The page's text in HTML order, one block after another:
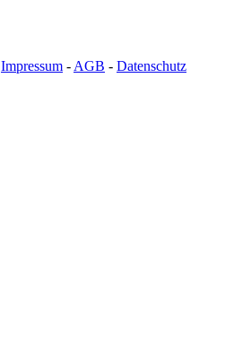
Impressum - AGB - Datenschutz